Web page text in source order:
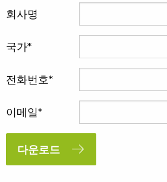
회사명
국가
전화번호
이메일
다운로드